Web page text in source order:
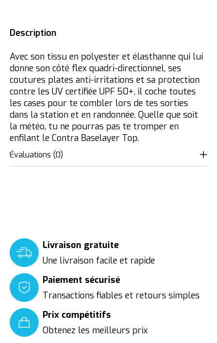
Description
Avec son tissu en polyester et élasthanne qui lui
donne son côté flex quadri-directionnel, ses
coutures plates anti-irritations et sa protection
contre les UV certifiée UPF 50+, il coche toutes
les cases pour te combler lors de tes sorties
dans la station et en randonnée. Quelle que soit
la météo, tu ne pourras pas te tromper en
enfilant le Contra Baselayer Top.
Évaluations (0)
Livraison gratuite
Une livraison facile et rapide
Paiement sécurisé
Transactions fiables et retours simples
Prix compétitifs
Obtenez les meilleurs prix